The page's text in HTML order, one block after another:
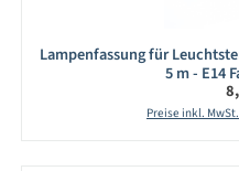
Lampenfassung für
5 m - E14
Preise inkl.